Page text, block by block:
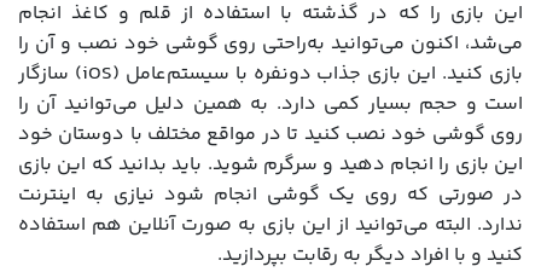
این بازی را که در گذشته با استفاده از قلم و کاغذ انجام
می‌شد، اکنون می‌توانید به‌راحتی روی گوشی خود نصب و آن را
بازی کنید. این بازی جذاب دونفره با سیستم‌عامل (iOS) سازگار
است و حجم بسیار کمی دارد. به همین دلیل می‌توانید آن را
روی گوشی خود نصب کنید تا در مواقع مختلف با دوستان خود
این بازی را انجام دهید و سرگرم شوید. باید بدانید که این بازی
در صورتی که روی یک گوشی انجام شود نیازی به اینترنت
ندارد. البته می‌توانید از این بازی به صورت آنلاین هم استفاده
کنید و با افراد دیگر به رقابت بپردازید.